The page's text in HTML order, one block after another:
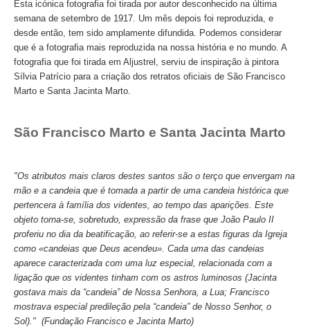
Centro e Norte de Portugal > 10 dias
Caminhos de Espanha
Mérida e Madrid > 2 dias
Reserve
Informações úteis
Esta icónica fotografia foi tirada por autor desconhecido na última
semana de setembro de 1917. Um mês depois foi reproduzida, e
desde então, tem sido amplamente difundida. Podemos considerar
que é a fotografia mais reproduzida na nossa história e no mundo. A
fotografia que foi tirada em Aljustrel, serviu de inspiração à pintora
Sílvia Patrício para a criação dos retratos oficiais de São Francisco
Marto e Santa Jacinta Marto.
São Francisco Marto e Santa Jacinta Marto
"Os atributos mais claros destes santos são o terço que envergam na
mão e a candeia que é tomada a partir de uma candeia histórica que
pertencera à família dos videntes, ao tempo das aparições. Este
objeto torna-se, sobretudo, expressão da frase que João Paulo II
proferiu no dia da beatificação, ao referir-se a estas figuras da Igreja
como «candeias que Deus acendeu». Cada uma das candeias
aparece caracterizada com uma luz especial, relacionada com a
ligação que os videntes tinham com os astros luminosos (Jacinta
gostava mais da “candeia” de Nossa Senhora, a Lua; Francisco
mostrava especial predileção pela “candeia” de Nosso Senhor, o
Sol)." (Fundação Francisco e Jacinta Marto)